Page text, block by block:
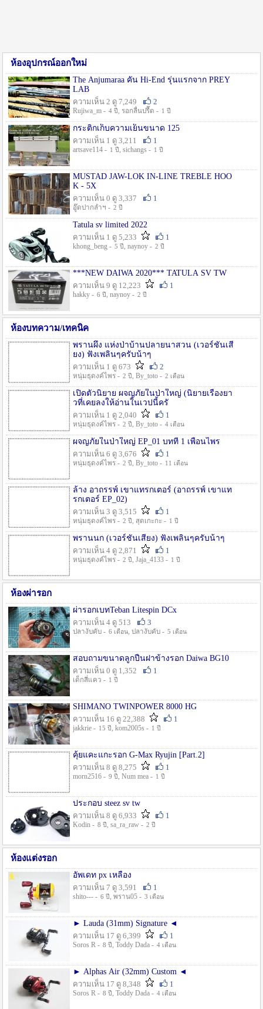
ห้องอุปกรณ์ออกใหม่
The Anjumaraa คัน Hi-End รุ่นแรกจาก PREY
LAB
ความเห็น 2 ดู 7,249
2
Rujiwa_m - 4 ปี , รอกลื่นปรื๊ด - 1 ปี
กระติกเก็บความเย็นขนาด 125
ความเห็น 1 ดู 3,211
1
artsave114 - 1 ปี , sichangs - 1 ปี
MUSTAD JAW-LOK IN-LINE TREBLE HOO
K - 5X
ความเห็น 0 ดู 3,337
1
อู๊ดปากลำฯ - 2 ปี
Tatula sv limited 2022
ความเห็น 1 ดู 5,233
1
khong_beng - 5 ปี , naynoy - 2 ปี
***NEW DAIWA 2020*** TATULA SV TW
ความเห็น 9 ดู 12,223
1
hakky - 6 ปี , naynoy - 2 ปี
ห้องบทความ/เทคนิค
พรานผึ้ง แห่งป่าบ้านปลายนาสวน (เวอร์ชั่นเสี
ยง) ฟังเพลินๆครับน้าๆ
ความเห็น 1 ดู 673
2
หนุ่มธุดงค์ไพร - 2 ปี , By_toto - 2 เดือน
เปิดตัวนิยาย ผจญภัยในป่าใหญ่ (นิยายเรื่องยา
วที่เคยลงให้อ่านในเวปนี้ครั
ความเห็น 1 ดู 2,040
1
หนุ่มธุดงค์ไพร - 2 ปี , By_toto - 4 เดือน
ผจญภัยในป่าใหญ่ EP_01 บทที่ 1 เพื่อนไพร
ความเห็น 6 ดู 3,676
1
หนุ่มธุดงค์ไพร - 2 ปี , By_toto - 11 เดือน
ล้าง อาถรรพ์ เขาแทรกเตอร์ (อาถรรพ์ เขาแท
รกเตอร์ EP_02)
ความเห็น 3 ดู 3,515
1
หนุ่มธุดงค์ไพร - 2 ปี , สุดเกะกะ - 1 ปี
พรานนก (เวอร์ชั่นเสียง) ฟังเพลินๆครับน้าๆ
ความเห็น 4 ดู 2,871
1
หนุ่มธุดงค์ไพร - 2 ปี , Jaja_4133 - 1 ปี
ห้องผ่ารอก
ผ่ารอกเบทTeban Litespin DCx
ความเห็น 4 ดู 513
3
ปลางับคับ - 6 เดือน, ปลางับคับ - 5 เดือน
สอบถามขนาดลูกปืนฝาข้างรอก Daiwa BG10
ความเห็น 0 ดู 1,352
1
เด็กสี่แคว - 1 ปี
SHIMANO TWINPOWER 8000 HG
ความเห็น 16 ดู 22,388
1
jakkrie - 15 ปี , kom2005s - 1 ปี
คุ้ยแคะแกะรอก G-Max Ryujin [Part.2]
ความเห็น 8 ดู 8,275
1
morn2516 - 9 ปี , Num mea - 1 ปี
ประกอบ steez sv tw
ความเห็น 8 ดู 6,933
1
Kodin - 8 ปี , sa_ra_raw - 2 ปี
ห้องแต่งรอก
อัพเดท px เหลือง
ความเห็น 7 ดู 3,591
1
shito--- - 6 ปี , พราน05 - 3 เดือน
► Lauda (31mm) Signature ◄
ความเห็น 17 ดู 6,399
1
Soros R - 8 ปี , Toddy Dada - 4 เดือน
► Alphas Air (32mm) Custom ◄
ความเห็น 17 ดู 8,348
1
Soros R - 8 ปี , Toddy Dada - 4 เดือน